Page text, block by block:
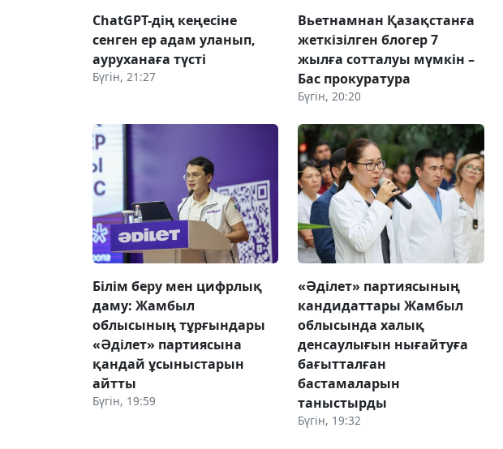
ChatGPT-дің кеңесіне
сенген ер адам уланып,
ауруханаға түсті
Бүгін, 21:27
Вьетнамнан Қазақстанға
жеткізілген блогер 7
жылға сотталуы мүмкін –
Бас прокуратура
Бүгін, 20:20
Білім беру мен цифрлық
даму: Жамбыл
облысының тұрғындары
«Әділет» партиясына
қандай ұсыныстарын
айтты
Бүгін, 19:59
«Әділет» партиясының
кандидаттары Жамбыл
облысында халық
денсаулығын нығайтуға
бағытталған
бастамаларын
таныстырды
Бүгін, 19:32